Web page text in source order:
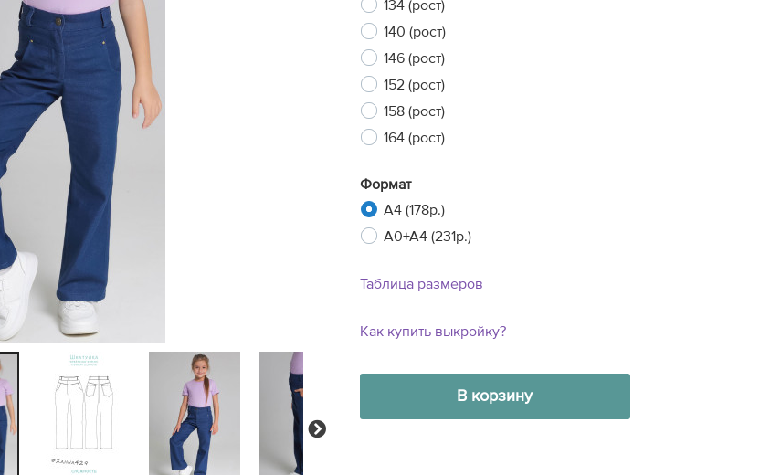
Next
Next
134 (рост)
140 (рост)
146 (рост)
152 (рост)
158 (рост)
164 (рост)
Формат
A4 (178р.)
A0+A4 (231р.)
Таблица размеров
Как купить выкройку?
В корзину